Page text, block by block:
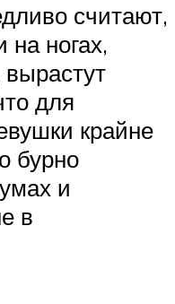
считают,
на ногах,
для
крайне
бурно
и
в